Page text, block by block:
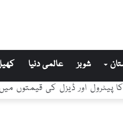
شوبز عالمی دنیا
پیٹرول اور ڈیزل کی قیمتوں